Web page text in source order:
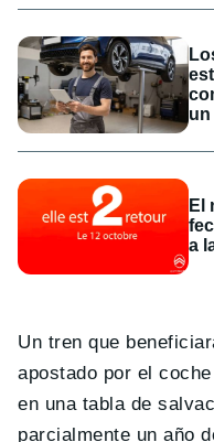
El
a
Un tren que
apostado por el
en una tabla de
parcialmente un año